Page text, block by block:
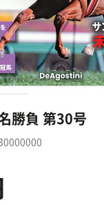
勝負 第30号